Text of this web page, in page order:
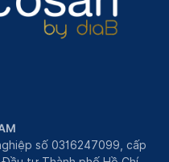
số 0316247099, cấp